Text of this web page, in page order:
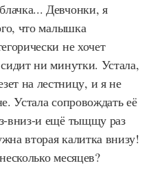
Девчонки, я
что малышка
не хочет
ни минутки. Устала,
на лестницу, и я не
Устала сопровождать её
вниз-и ещё тыщщу раз
вторая калитка внизу!
месяцев?